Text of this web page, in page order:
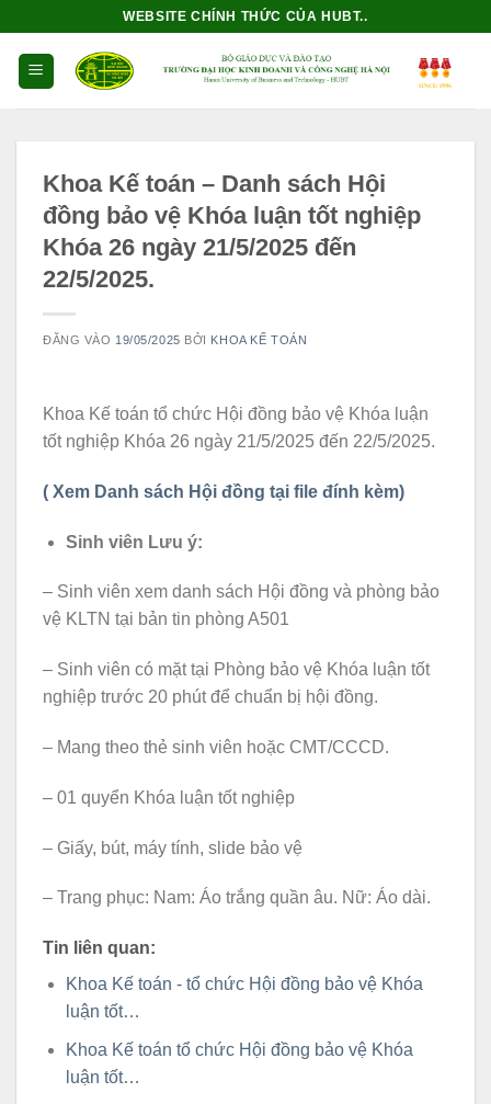
dung
WEBSITE CHÍNH THỨC CỦA HUBT..
Khoa Kế toán – Danh sách Hội
đồng bảo vệ Khóa luận tốt nghiệp
Khóa 26 ngày 21/5/2025 đến
22/5/2025.
ĐĂNG VÀO 19/05/2025 BỞI KHOA KẾ TOÁN
Khoa Kế toán tổ chức Hội đồng bảo vệ Khóa luận
tốt nghiệp Khóa 26 ngày 21/5/2025 đến 22/5/2025.
( Xem Danh sách Hội đồng tại file đính kèm)
Sinh viên Lưu ý:
– Sinh viên xem danh sách Hội đồng và phòng bảo
vệ KLTN tại bản tin phòng A501
– Sinh viên có mặt tại Phòng bảo vệ Khóa luận tốt
nghiệp trước 20 phút để chuẩn bị hội đồng.
– Mang theo thẻ sinh viên hoặc CMT/CCCD.
– 01 quyển Khóa luận tốt nghiệp
– Giấy, bút, máy tính, slide bảo vệ
– Trang phục: Nam: Áo trắng quần âu. Nữ: Áo dài.
Tin liên quan:
Khoa Kế toán - tổ chức Hội đồng bảo vệ Khóa
luận tốt…
Khoa Kế toán tổ chức Hội đồng bảo vệ Khóa
luận tốt…